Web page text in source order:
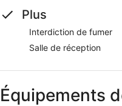
Plus
Interdiction de fumer
Salle de réception
Équipements